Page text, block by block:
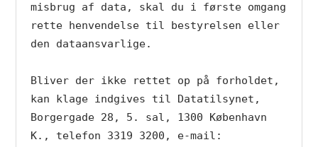
misbrug af data, skal du i første omgang
rette henvendelse til bestyrelsen eller
den dataansvarlige.
Bliver der ikke rettet op på forholdet,
kan klage indgives til Datatilsynet,
Borgergade 28, 5. sal, 1300 København
K., telefon 3319 3200, e-mail: